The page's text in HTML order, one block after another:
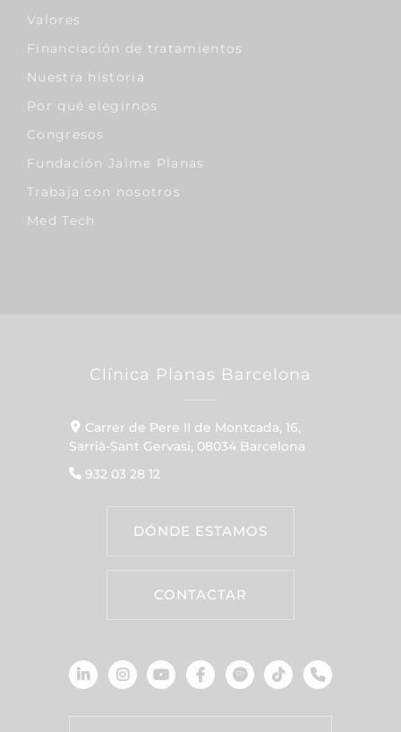
Valores
Financiación de tratamientos
Nuestra historia
Por qué elegirnos
Congresos
Fundación Jaime Planas
Trabaja con nosotros
Med Tech
Clínica Planas Barcelona
Carrer de Pere II de Montcada, 16,
Sarrià-Sant Gervasi, 08034 Barcelona
932 03 28 12
DÓNDE ESTAMOS
CONTACTAR